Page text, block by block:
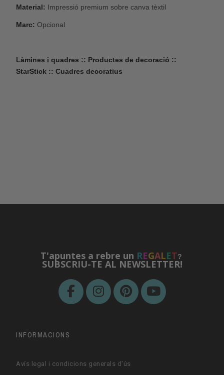
Material: Impressió premium sobre canva tèxtil
Marc: Opcional
Làmines i quadres :: Productes de decoració ::
StarStick :: Cuadres decoratius
T'apuntes a rebre un REGALET?
SUBSCRIU-TE AL NEWSLETTER!
INFORMACIONS
Avís legal i condicions generals d'ús